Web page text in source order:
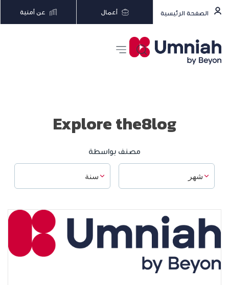
الصفحة الرئيسية أعمال عن أمنية
Explore the8log
مصنف بواسطة